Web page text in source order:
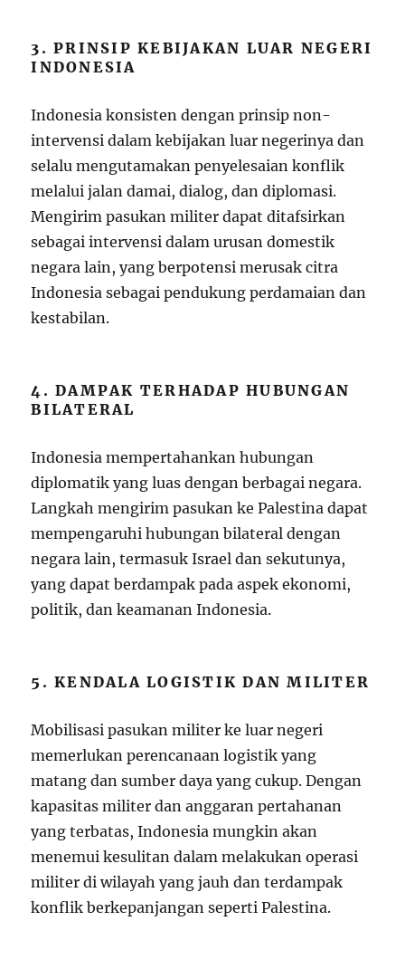
3. PRINSIP KEBIJAKAN LUAR NEGERI
INDONESIA
Indonesia konsisten dengan prinsip non-
intervensi dalam kebijakan luar negerinya dan
selalu mengutamakan penyelesaian konflik
melalui jalan damai, dialog, dan diplomasi.
Mengirim pasukan militer dapat ditafsirkan
sebagai intervensi dalam urusan domestik
negara lain, yang berpotensi merusak citra
Indonesia sebagai pendukung perdamaian dan
kestabilan.
4. DAMPAK TERHADAP HUBUNGAN
BILATERAL
Indonesia mempertahankan hubungan
diplomatik yang luas dengan berbagai negara.
Langkah mengirim pasukan ke Palestina dapat
mempengaruhi hubungan bilateral dengan
negara lain, termasuk Israel dan sekutunya,
yang dapat berdampak pada aspek ekonomi,
politik, dan keamanan Indonesia.
5. KENDALA LOGISTIK DAN MILITER
Mobilisasi pasukan militer ke luar negeri
memerlukan perencanaan logistik yang
matang dan sumber daya yang cukup. Dengan
kapasitas militer dan anggaran pertahanan
yang terbatas, Indonesia mungkin akan
menemui kesulitan dalam melakukan operasi
militer di wilayah yang jauh dan terdampak
konflik berkepanjangan seperti Palestina.